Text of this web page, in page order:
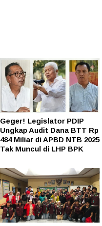
Geger! Legislator PDIP
Ungkap Audit Dana BTT Rp
484 Miliar di APBD NTB 2025
Tak Muncul di LHP BPK